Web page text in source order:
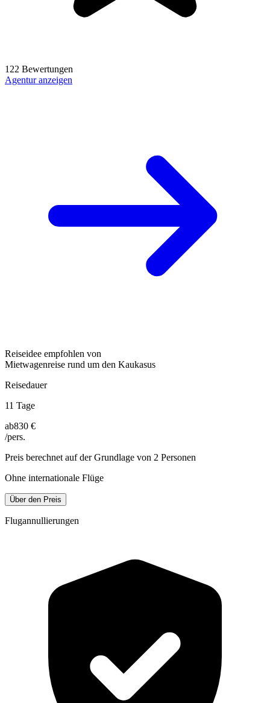
122 Bewertungen
Agentur anzeigen
Reiseidee empfohlen von
Mietwagenreise rund um den Kaukasus
Reisedauer
11 Tage
ab830 €
/pers.
Preis berechnet auf der Grundlage von 2 Personen
Ohne internationale Flüge
Über den Preis
Flugannullierungen